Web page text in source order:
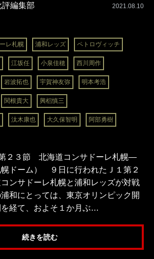
編集部 2021.08.10
レ札幌 浦和レッズ ペトロヴィッチ
江坂任 小泉佳穂 西川周作
岩波拓也 宇賀神友弥 明本考浩
関根貴大 興梠慎三
汰木康也 大久保智明 阿部勇樹
２３節 北海道コンサドーレ札幌―
ドーム） ９日に行われたＪ１第２
ンサドーレ札幌と浦和レッズが対戦
和にとっては、東京オリンピック開
経て、およそ１か月ぶ…
続きを読む